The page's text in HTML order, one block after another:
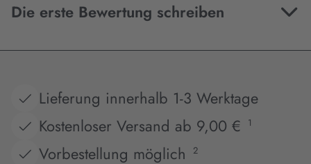
Die erste Bewertung schreiben
Lieferung innerhalb 1-3 Werktage
Kostenloser Versand ab 9,00 €
1
Vorbestellung möglich 2